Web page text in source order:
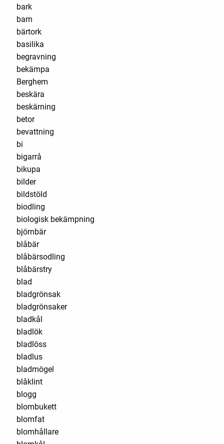
bark
barn
bärtork
basilika
begravning
bekämpa
Berghem
beskära
beskärning
betor
bevattning
bi
bigarrå
bikupa
bilder
bildstöld
biodling
biologisk bekämpning
björnbär
blåbär
blåbärsodling
blåbärstry
blad
bladgrönsak
bladgrönsaker
bladkål
bladlök
bladlöss
bladlus
bladmögel
blåklint
blogg
blombukett
blomfat
blomhållare